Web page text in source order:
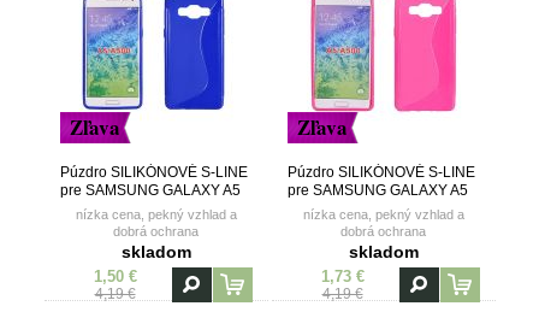
Zľava
Púzdro SILIKÓNOVÉ S-LINE
pre SAMSUNG GALAXY A5
(A500) - modré
nízka cena, pekný vzhlad a
dobrá ochrana
skladom
1,50 €
4,19 €
Zľava
Púzdro SILIKÓNOVÉ S-LINE
pre SAMSUNG GALAXY A5
(A500) - ružové
nízka cena, pekný vzhlad a
dobrá ochrana
skladom
1,73 €
4,19 €